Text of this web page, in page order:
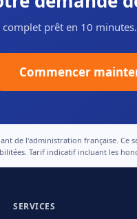
complet prêt en 10
Commencer
de l'administration française.
Tarif indicatif incluant les
SERVICES